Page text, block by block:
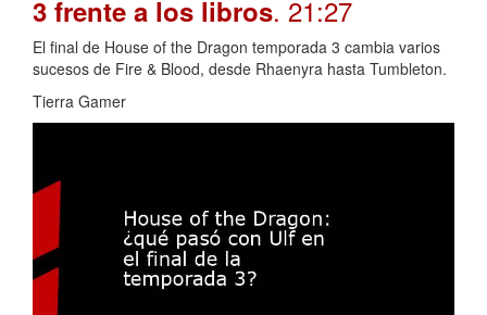
3 frente a los libros. 21:27
El final de House of the Dragon temporada 3 cambia varios
sucesos de Fire & Blood, desde Rhaenyra hasta Tumbleton.
Tierra Gamer